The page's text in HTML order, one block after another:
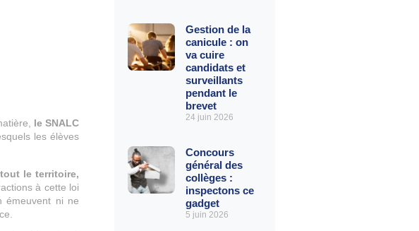
le SNALC
les élèves
le territoire,
à cette loi
émeuvent ni ne
Gestion de la
canicule : on
va cuire
candidats et
surveillants
pendant le
brevet
24 juin 2026
Concours
général des
collèges :
inspectons ce
gadget
5 juin 2026